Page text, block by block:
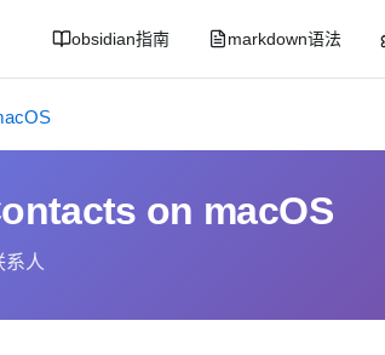
obsidian指南 markdown语法
on macOS
系人